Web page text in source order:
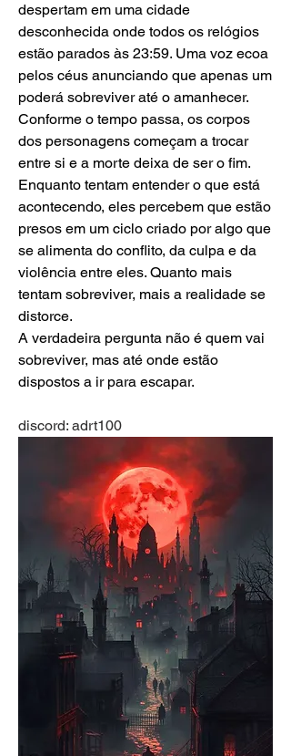
despertam em uma cidade
desconhecida onde todos os relógios
estão parados às 23:59. Uma voz ecoa
pelos céus anunciando que apenas um
poderá sobreviver até o amanhecer.
Conforme o tempo passa, os corpos
dos personagens começam a trocar
entre si e a morte deixa de ser o fim.
Enquanto tentam entender o que está
acontecendo, eles percebem que estão
presos em um ciclo criado por algo que
se alimenta do conflito, da culpa e da
violência entre eles. Quanto mais
tentam sobreviver, mais a realidade se
distorce.
A verdadeira pergunta não é quem vai
sobreviver, mas até onde estão
dispostos a ir para escapar.
discord: adrt100